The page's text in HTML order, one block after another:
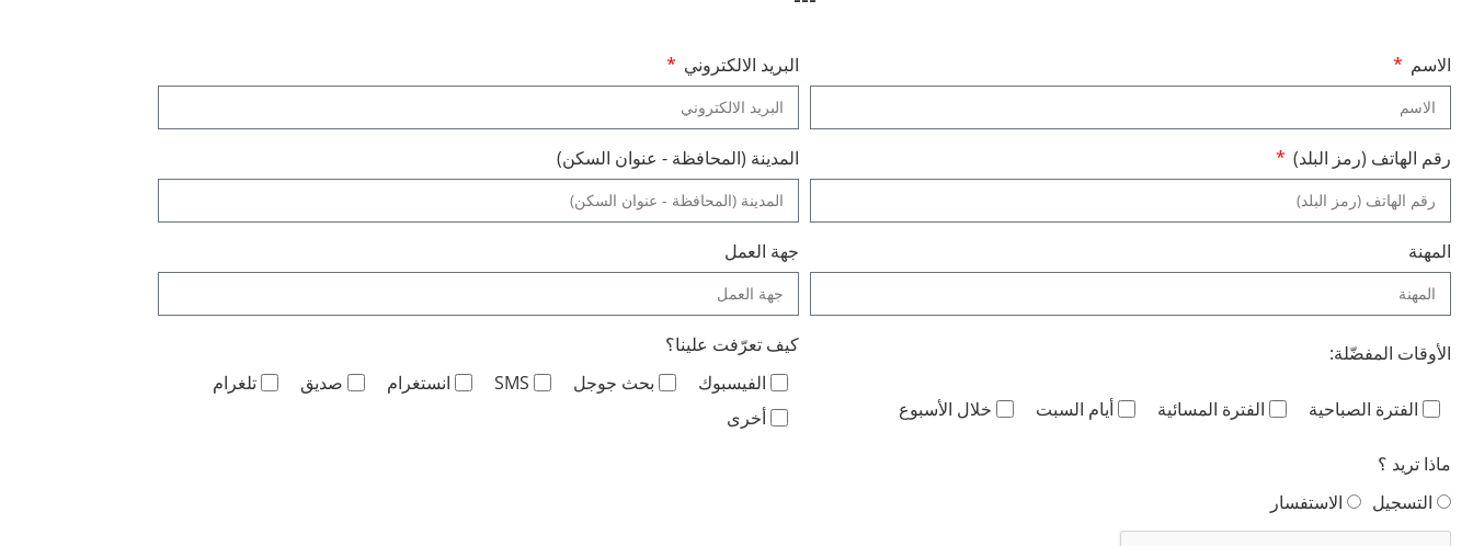
الاسم البريد الالكتروني
رقم الهاتف (رمز البلد) المدينة (المحافظة - عنوان السكن)
المهنة جهة العمل
الأوقات المفضّلة:
الفترة الصباحية الفترة المسائية أيام السبت خلال الأسبوع
كيف تعرّفت علينا؟
الفيسبوك
بحث جوجل SMS انستغرام صديق
تلغرام
أخرى
ماذا تريد ؟
التسجيل
الاستفسار